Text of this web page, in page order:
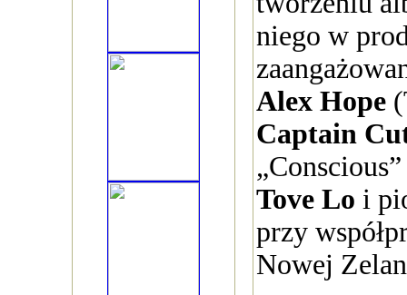
niego w
Alex Hope
Captain
Tove Lo i
przy
Nowej